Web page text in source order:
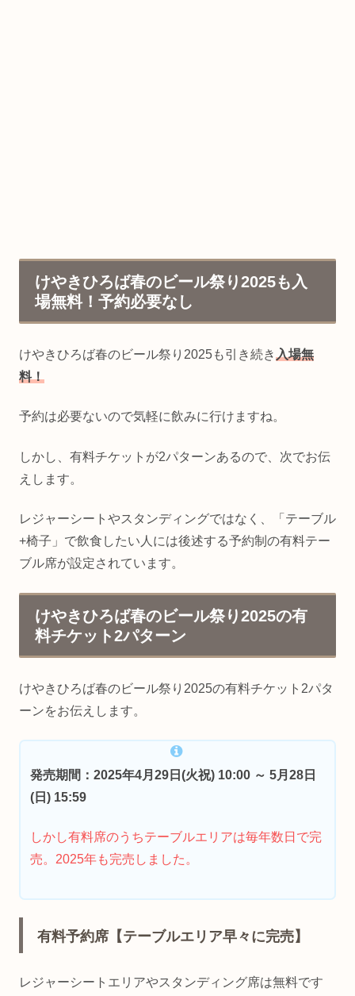
けやきひろば春のビール祭り2025も入
場無料！予約必要なし
けやきひろば春のビール祭り2025も引き続き入場無
料！
予約は必要ないので気軽に飲みに行けますね。
しかし、有料チケットが2パターンあるので、次でお伝
えします。
レジャーシートやスタンディングではなく、「テーブル
+椅子」で飲食したい人には後述する予約制の有料テー
ブル席が設定されています。
けやきひろば春のビール祭り2025の有
料チケット2パターン
けやきひろば春のビール祭り2025の有料チケット2パタ
ーンをお伝えします。
発売期間：2025年4月29日(火祝) 10:00 ～ 5月28日
(日) 15:59
しかし有料席のうちテーブルエリアは毎年数日で完
売。2025年も完売しました。
有料予約席【テーブルエリア早々に完売】
レジャーシートエリアやスタンディング席は無料です